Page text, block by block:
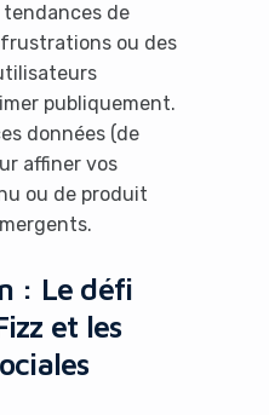
de
ou des
publiquement.
données (de
affiner vos
ou de produit
: Le défi
et les